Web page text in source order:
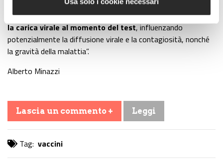
conclusione che “le infezioni che si sono verificate 12 giorni o
più dopo la vaccinazione hannoridotto significativamente
la carica virale al momento del test, influenzando
potenzialmente la diffusione virale e la contagiosità, nonché
la gravità della malattia”.
Alberto Minazzi
Lascia un commento + Leggi
Tag: vaccini